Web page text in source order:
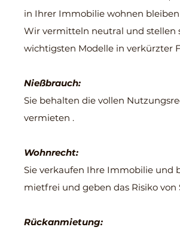
in Ihrer Immobilie wohnen
Wir vermitteln neutral und stellen
wichtigsten Modelle in verkürzter
Nießbrauch:
Sie behalten die vollen
vermieten .
Wohnrecht:
Sie verkaufen Ihre Immobilie und
mietfrei und geben das Risiko
Rückanmietung: